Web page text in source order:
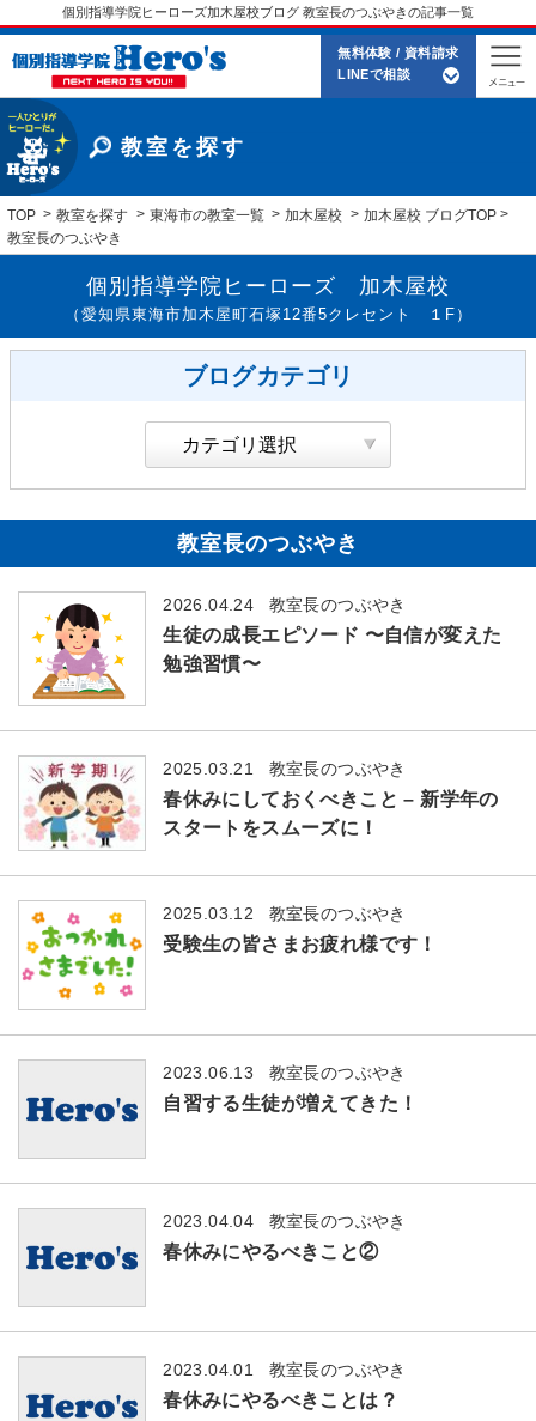
個別指導学院ヒーローズ加木屋校ブログ 教室長のつぶやきの記事一覧
無料体験 / 資料請求
LINEで相談
教室を探す
TOP 教室を探す 東海市の教室一覧 加木屋校
加木屋校 ブログTOP
教室長のつぶやき
個別指導学院ヒーローズ 加木屋校
（愛知県東海市加木屋町石塚12番5クレセント １F）
ブログカテゴリ
教室長のつぶやき
2026.04.24 教室長のつぶやき
生徒の成長エピソード 〜自信が変えた
勉強習慣〜
2025.03.21 教室長のつぶやき
春休みにしておくべきこと – 新学年の
スタートをスムーズに！
2025.03.12 教室長のつぶやき
受験生の皆さまお疲れ様です！
2023.06.13 教室長のつぶやき
自習する生徒が増えてきた！
2023.04.04 教室長のつぶやき
春休みにやるべきこと②
2023.04.01 教室長のつぶやき
春休みにやるべきことは？